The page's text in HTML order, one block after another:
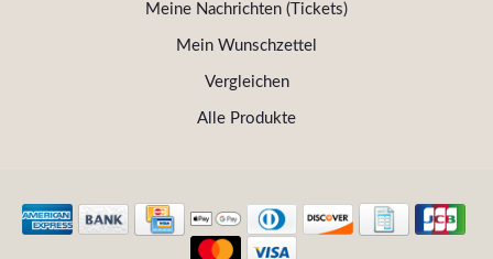
Meine Nachrichten (Tickets)
Mein Wunschzettel
Vergleichen
Alle Produkte